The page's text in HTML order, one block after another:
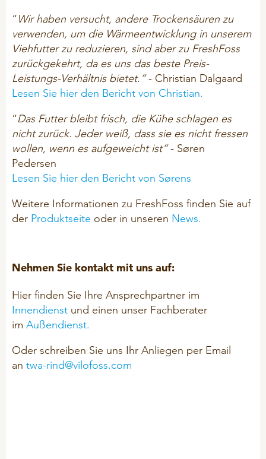
“Wir haben versucht, andere Trockensäuren zu
verwenden, um die Wärmeentwicklung in unserem
Viehfutter zu reduzieren, sind aber zu FreshFoss
zurückgekehrt, da es uns das beste Preis-
Leistungs-Verhältnis bietet.”- Christian Dalgaard
Lesen Sie hier den Bericht von Christian.
“Das Futter bleibt frisch, die Kühe schlagen es
nicht zurück. Jeder weiß, dass sie es nicht fressen
wollen, wenn es aufgeweicht ist”- Søren
Pedersen
Lesen Sie hier den Bericht von Sørens
Weitere Informationen zu FreshFoss finden Sie auf
der Produktseite oder in unseren News.
Nehmen Sie kontakt mit uns auf:
Hier finden Sie Ihre Ansprechpartner im
Innendienst und einen unser Fachberater
im Außendienst.
Oder schreiben Sie uns Ihr Anliegen per Email
an twa-rind@vilofoss.com